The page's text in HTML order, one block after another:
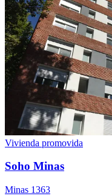
Vivienda promovida
Soho Minas
Minas 1363